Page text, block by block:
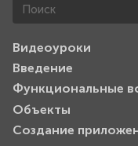
Видеоуроки
Введение
Функциональные
Объекты
Создание